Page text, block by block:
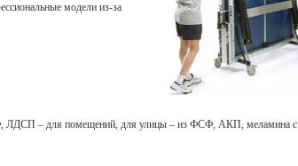
модели из-за
ЛДСП – для помещений, для улицы – из ФСФ, АКП, меламина с